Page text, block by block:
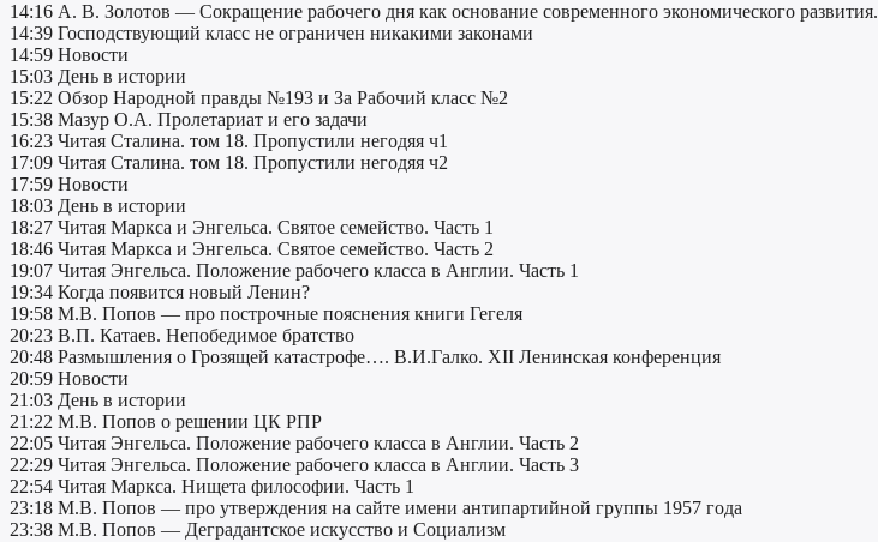
14:16 А. В. Золотов — Сокращение рабочего дня как основание современного экономического развития.
14:39 Господствующий класс не ограничен никакими законами
14:59 Новости
15:03 День в истории
15:22 Обзор Народной правды №193 и За Рабочий класс №2
15:38 Мазур О.А. Пролетариат и его задачи
16:23 Читая Сталина. том 18. Пропустили негодяя ч1
17:09 Читая Сталина. том 18. Пропустили негодяя ч2
17:59 Новости
18:03 День в истории
18:27 Читая Маркса и Энгельса. Святое семейство. Часть 1
18:46 Читая Маркса и Энгельса. Святое семейство. Часть 2
19:07 Читая Энгельса. Положение рабочего класса в Англии. Часть 1
19:34 Когда появится новый Ленин?
19:58 М.В. Попов — про построчные пояснения книги Гегеля
20:23 В.П. Катаев. Непобедимое братство
20:48 Размышления о Грозящей катастрофе…. В.И.Галко. XII Ленинская конференция
20:59 Новости
21:03 День в истории
21:22 М.В. Попов о решении ЦК РПР
22:05 Читая Энгельса. Положение рабочего класса в Англии. Часть 2
22:29 Читая Энгельса. Положение рабочего класса в Англии. Часть 3
22:54 Читая Маркса. Нищета философии. Часть 1
23:18 М.В. Попов — про утверждения на сайте имени антипартийной группы 1957 года
23:38 М.В. Попов — Деградантское искусство и Социализм